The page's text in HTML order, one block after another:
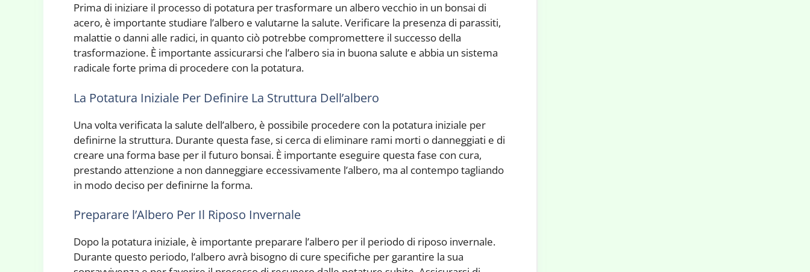
Prima di iniziare il processo di potatura per trasformare un albero vecchio in un bonsai di
acero, è importante studiare l’albero e valutarne la salute. Verificare la presenza di parassiti,
malattie o danni alle radici, in quanto ciò potrebbe compromettere il successo della
trasformazione. È importante assicurarsi che l’albero sia in buona salute e abbia un sistema
radicale forte prima di procedere con la potatura.
La Potatura Iniziale Per Definire La Struttura Dell’albero
Una volta verificata la salute dell’albero, è possibile procedere con la potatura iniziale per
definirne la struttura. Durante questa fase, si cerca di eliminare rami morti o danneggiati e di
creare una forma base per il futuro bonsai. È importante eseguire questa fase con cura,
prestando attenzione a non danneggiare eccessivamente l’albero, ma al contempo tagliando
in modo deciso per definirne la forma.
Preparare l’Albero Per Il Riposo Invernale
Dopo la potatura iniziale, è importante preparare l’albero per il periodo di riposo invernale.
Durante questo periodo, l’albero avrà bisogno di cure specifiche per garantire la sua